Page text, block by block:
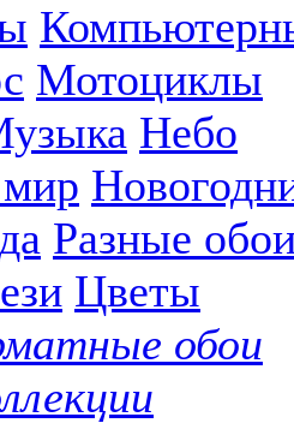
Мотоциклы
Небо
Разные
Цветы
обои